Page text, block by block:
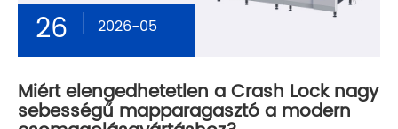
26 2026-05
Miért elengedhetetlen a Crash Lock nagy
sebességű mapparagasztó a modern